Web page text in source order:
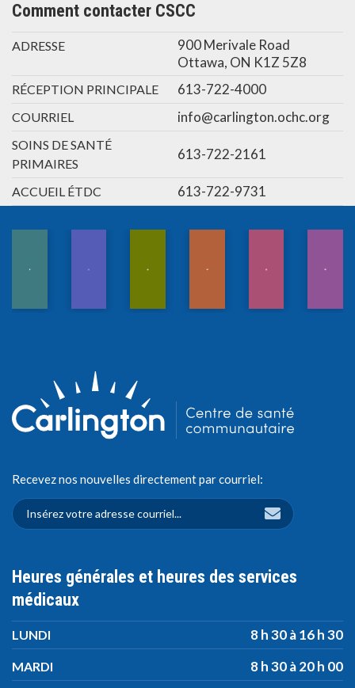
Comment contacter CSCC
ADRESSE
900 Merivale Road
Ottawa, ON K1Z 5Z8
RÉCEPTION PRINCIPALE 613-722-4000
COURRIEL info@carlington.ochc.org
SOINS DE SANTÉ
PRIMAIRES
613-722-2161
ACCUEIL ÉTDC 613-722-9731
Recevez nos nouvelles directement par courriel:
Heures générales et heures des services
médicaux
LUNDI 8 h 30 à 16 h 30
MARDI 8 h 30 à 20 h 00